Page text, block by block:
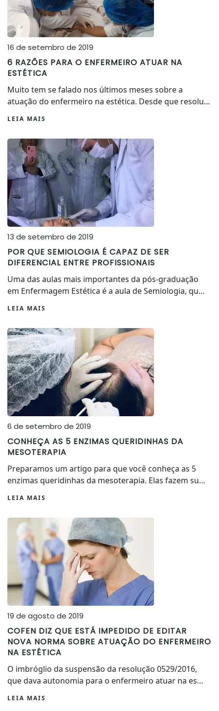
16 de setembro de 2019
6 RAZÕES PARA O ENFERMEIRO ATUAR NA
ESTÉTICA
Muito tem se falado nos últimos meses sobre a
atuação do enfermeiro na estética. Desde que resolu…
LEIA MAIS
13 de setembro de 2019
POR QUE SEMIOLOGIA É CAPAZ DE SER
DIFERENCIAL ENTRE PROFISSIONAIS
Uma das aulas mais importantes da pós-graduação
em Enfermagem Estética é a aula de Semiologia, qu…
LEIA MAIS
6 de setembro de 2019
CONHEÇA AS 5 ENZIMAS QUERIDINHAS DA
MESOTERAPIA
Preparamos um artigo para que você conheça as 5
enzimas queridinhas da mesoterapia. Elas fazem su…
LEIA MAIS
19 de agosto de 2019
COFEN DIZ QUE ESTÁ IMPEDIDO DE EDITAR
NOVA NORMA SOBRE ATUAÇÃO DO ENFERMEIRO
NA ESTÉTICA
O imbróglio da suspensão da resolução 0529/2016,
que dava autonomia para o enfermeiro atuar na es…
LEIA MAIS